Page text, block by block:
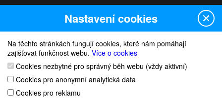
Nastavení cookies
Na těchto stránkách fungují cookies, které nám pomáhají
zajišťovat funkčnost webu. Více o cookies
Cookies nezbytné pro správný běh webu (vždy aktivní)
Cookies pro anonymní analytická data
Cookies pro reklamu
Naše weby
© 1991 Český výbor pro UNICEF
nastavní cookies